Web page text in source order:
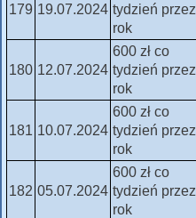
179 19.07.2024 tydzień przez
rok
180 12.07.2024
600 zł co
tydzień przez
rok
181 10.07.2024
600 zł co
tydzień przez
rok
182 05.07.2024
600 zł co
tydzień przez
rok